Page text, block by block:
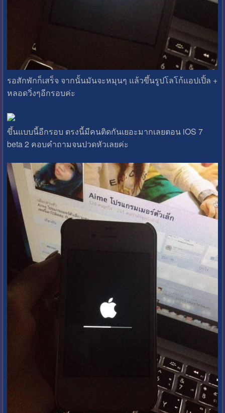
รอสักพักก็เสร็จ จากนั้นมันจะหมุนๆ แล้วขึ้นรูปโลโก้แอปเปิ้ล +
หลอดวิ่งๆอีกรอบค่ะ
ขึ้นแบบนี้อีกรอบ ตรงนี้มีคนติดกันเยอะมากเลยตอน iOS 7
beta 2 คอบคำถามจนปวดหัวเลยค่ะ